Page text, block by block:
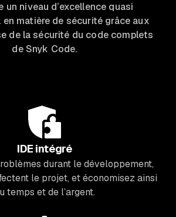
un niveau d’excellence quasi
matière de sécurité grâce aux
de la sécurité du code complets
de Snyk Code.
IDE intégré
durant le développement,
le projet, et économisez ainsi
temps et de l’argent.